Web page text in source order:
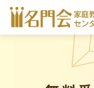
名門会の強み（選